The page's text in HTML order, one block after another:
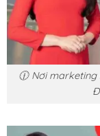
🕧 Nơi marketing